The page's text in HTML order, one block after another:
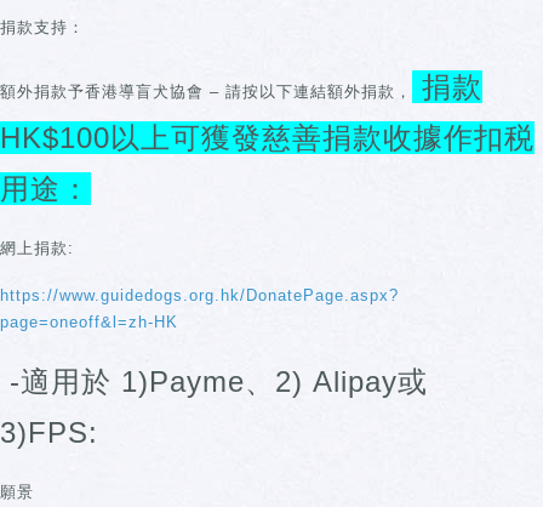
捐款支持：
額外捐款予香港導盲犬協會 – 請按以下連結額外捐款，
捐款
HK$100以上可獲發慈善捐款收據作扣税
用途：
網上捐款:
https://www.guidedogs.org.hk/DonatePage.aspx?
page=oneoff&l=zh-HK
-適用於 1)Payme、2) Alipay或
3)FPS:
願景